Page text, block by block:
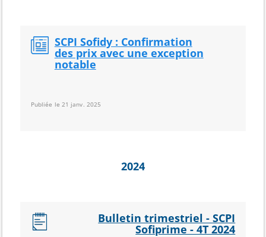
SCPI Sofidy : Confirmation
des prix avec une exception
notable
Publiée le 21 janv. 2025
2024
Bulletin trimestriel - SCPI
Sofiprime - 4T 2024